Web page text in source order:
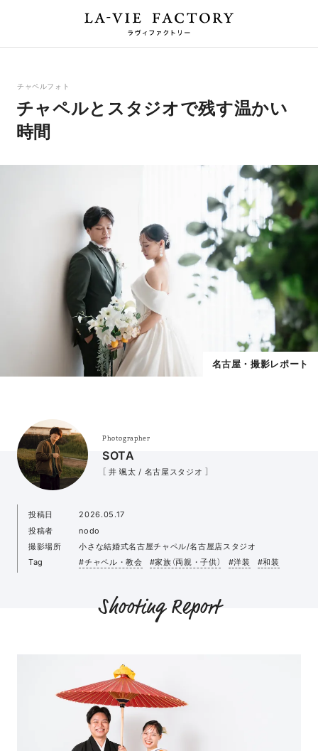
チャペルフォト
チャペルとスタジオで残す温かい
時間
名古屋・撮影レポート
Photographer
SOTA
［ 井 颯太 / 名古屋スタジオ ］
投稿日
2026.05.17
投稿者
nodo
撮影場所
小さな結婚式名古屋チャペル/名古屋店スタジオ
Tag
#チャペル・教会 #家族（両親・子供） #洋装 #和装
Shooting Report